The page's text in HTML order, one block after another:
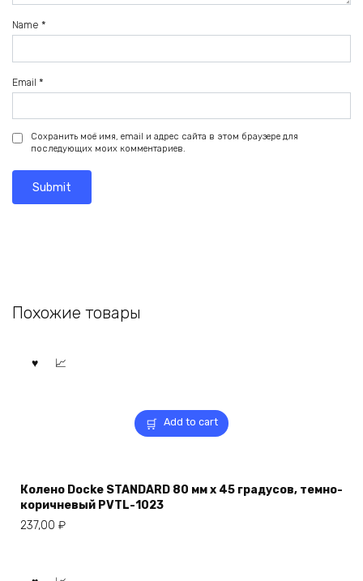
Name *
Email *
Сохранить моё имя, email и адрес сайта в этом браузере для
последующих моих комментариев.
Похожие товары
Add to cart
Колено Docke STANDARD 80 мм х 45 градусов, темно-
коричневый PVTL-1023
237,00 ₽